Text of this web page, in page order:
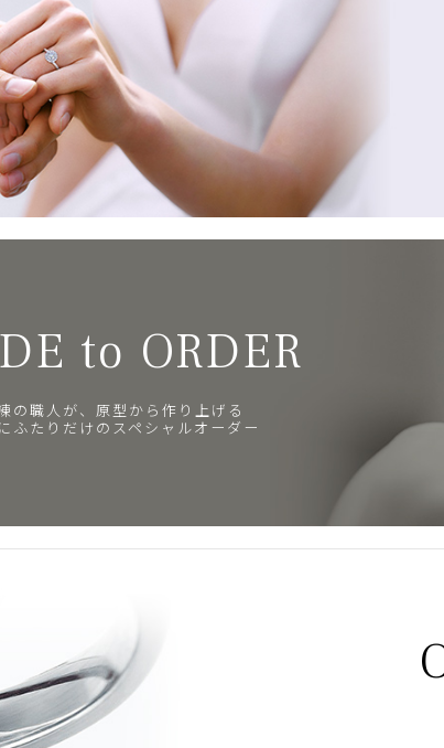
to ORDER
の職人が、原型から作り上げる
ふたりだけのスペシャルオーダー